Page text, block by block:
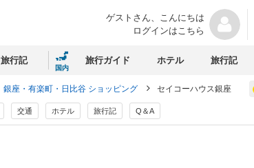
ゲストさん、 こんにちは
ログインはこちら
旅行記
国内
旅行ガイド ホテル 旅行記
銀座・有楽町・日比谷 ショッピング セイコーハウス銀座
交通 ホテル 旅行記 Q＆A